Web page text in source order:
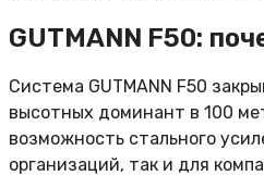
GUTMANN F50:
Система GUTMANN F50
высотных доминант в 100
возможность стального
организаций, так и для